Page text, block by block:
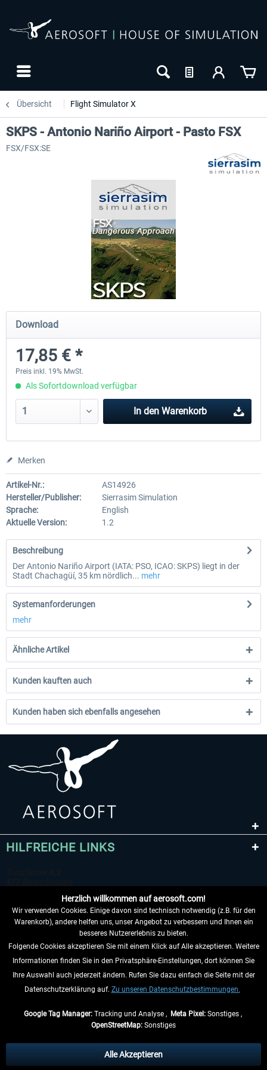
Übersicht Flight Simulator X
Airbus A320/A321
42,33 € *
Airbus Bundle
SKPS - Antonio Nariño Airport - Pasto FSX
FSX/FSX:SE
Download
17,85 € *
Preis inkl. 19% MwSt.
Als Sofortdownload verfügbar
In den Warenkorb
Merken
Artikel-Nr.:
AS14926
Hersteller/Publisher:
Sierrasim Simulation
Sprache:
English
Aktuelle Version:
1.2
Beschreibung
Der Antonio Nariño Airport (IATA: PSO, ICAO: SKPS) liegt in der
Stadt Chachagüí, 35 km nördlich... mehr
Systemanforderungen
mehr
Ähnliche Artikel
Kunden kauften auch
Kunden haben sich ebenfalls angesehen
HILFREICHE LINKS
VERTRAG WIDERRUFEN
INFORMATIONEN
anders beschrieben.
** Gilt für Lieferungen innerhalb Deutschlands, Lieferzeiten für andere Länder
Herzlich willkommen auf aerosoft.com!
Wir verwenden Cookies. Einige davon sind technisch notwendig (z.B. für den
Warenkorb), andere helfen uns, unser Angebot zu verbessern und Ihnen ein
besseres Nutzererlebnis zu bieten.
Folgende Cookies akzeptieren Sie mit einem Klick auf Alle akzeptieren. Weitere
Informationen finden Sie in den Privatsphäre-Einstellungen, dort können Sie
Ihre Auswahl auch jederzeit ändern. Rufen Sie dazu einfach die Seite mit der
Datenschutzerklärung auf. Zu unseren Datenschutzbestimmungen.
Google Tag Manager:Tracking und Analyse , Meta Pixel:Sonstiges ,
OpenStreetMap: Sonstiges
Alle Akzeptieren